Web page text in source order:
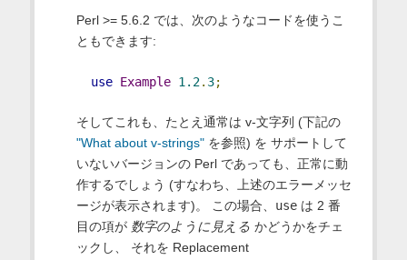
Perl >= 5.6.2 では、次のようなコードを使うこ
ともできます:
use Example 1.2. 3;
そしてこれも、たとえ通常は v-文字列 (下記の
"What about v-strings"を参照) を サポートして
いないバージョンの Perl であっても、正常に動
作するでしょう (すなわち、上述のエラーメッセ
ージが表示されます)。 この場合、 useは 2 番
目の項が 数字のように見える かどうかをチェ
ックし、 それを Replacement